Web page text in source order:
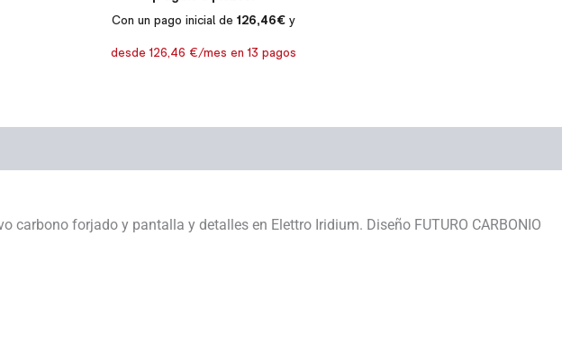
forjado y pantalla y detalles en Elettro Iridium. Diseño FUTURO CARBONIO